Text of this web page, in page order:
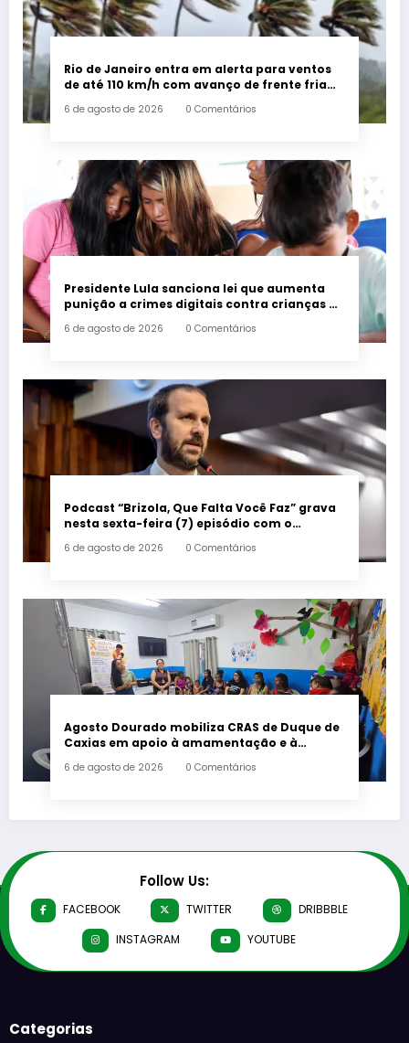
Rio de Janeiro entra em alerta para ventos
de até 110 km/h com avanço de frente fria
6 de agosto de 2026 0 Comentários
Presidente Lula sanciona lei que aumenta
punição a crimes digitais contra crianças é
6 de agosto de 2026 0 Comentários
Podcast “Brizola, Que Falta Você Faz” grava
nesta sexta-feira (7) episódio com o
6 de agosto de 2026 0 Comentários
Agosto Dourado mobiliza CRAS de Duque de
Caxias em apoio à amamentação e à
6 de agosto de 2026 0 Comentários
Follow Us:
FACEBOOK TWITTER
DRIBBBLE
INSTAGRAM
YOUTUBE
Categorias